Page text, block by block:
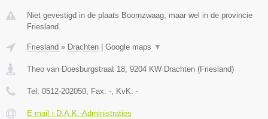
Niet gevestigd in de plaats Boornzwaag, maar wel in de provincie
Friesland.
Friesland » Drachten Google maps ▼
Theo van Doesburgstraat 18, 9204 KW Drachten (Friesland)
Tel: 0512-202050, Fax: -, KvK: -
E-mail › D.A.K.-Administraties